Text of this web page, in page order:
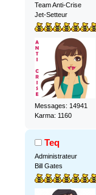
Team Anti-Crise
Jet-Setteur
Messages: 14941
Karma: 1160
Teq
Administrateur
Bill Gates